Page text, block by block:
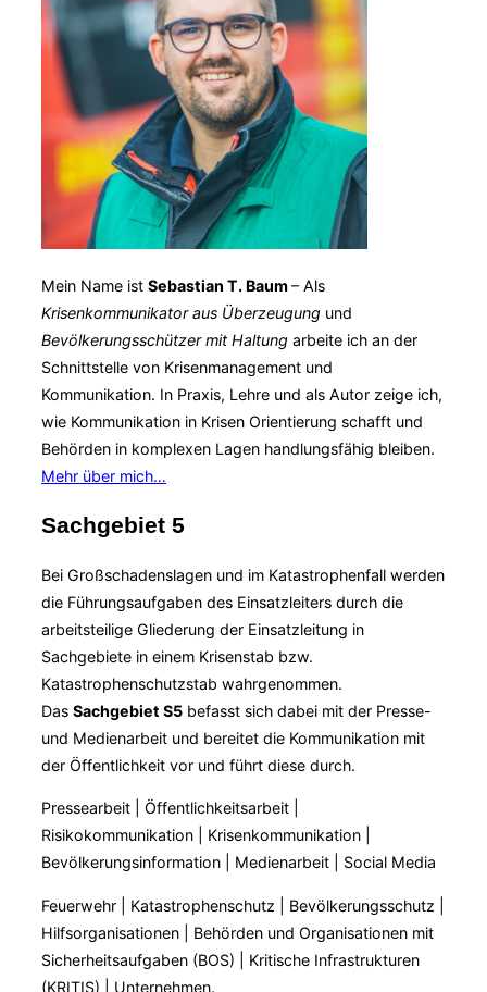
Co.
Redaktionsplan
als
Vorlage
zum
Download“
Mein Name ist Sebastian T. Baum– Als
Krisenkommunikator aus Überzeugung und
Bevölkerungsschützer mit Haltung arbeite ich an der
Schnittstelle von Krisenmanagement und
Kommunikation. In Praxis, Lehre und als Autor zeige ich,
wie Kommunikation in Krisen Orientierung schafft und
Behörden in komplexen Lagen handlungsfähig bleiben.
Mehr über mich…
Sachgebiet 5
Bei Großschadenslagen und im Katastrophenfall werden
die Führungsaufgaben des Einsatzleiters durch die
arbeitsteilige Gliederung der Einsatzleitung in
Sachgebiete in einem Krisenstab bzw.
Katastrophenschutzstab wahrgenommen.
Das Sachgebiet S5 befasst sich dabei mit der Presse-
und Medienarbeit und bereitet die Kommunikation mit
der Öffentlichkeit vor und führt diese durch.
Pressearbeit | Öffentlichkeitsarbeit |
Risikokommunikation | Krisenkommunikation |
Bevölkerungsinformation | Medienarbeit | Social Media
Feuerwehr | Katastrophenschutz | Bevölkerungsschutz |
Hilfsorganisationen | Behörden und Organisationen mit
Sicherheitsaufgaben (BOS) | Kritische Infrastrukturen
(KRITIS) | Unternehmen.